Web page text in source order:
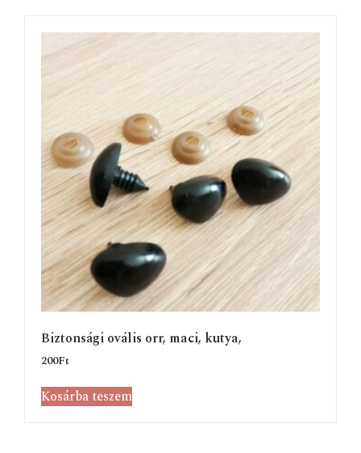
Biztonsági ovális orr, maci, kutya,
200Ft
Kosárba teszem